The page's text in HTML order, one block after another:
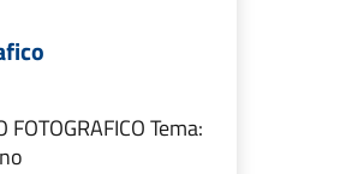
FOTOGRAFICO Tema: